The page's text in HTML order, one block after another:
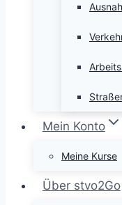
Mein Konto
Meine Kurse
Über stvo2Go